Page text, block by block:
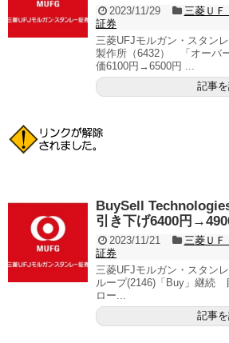
2023/11/29
三菱ＵＦ
証券
三菱UFJモルガン・スタン
製作所（6432） 「オーバ
価6100円→6500円 ...
記事
BuySell
引き下げ6400円
2023/11/21
三菱ＵＦ
証券
三菱UFJモルガン・スタン
ループ(2146)「Buy」継続
ロー...
記事